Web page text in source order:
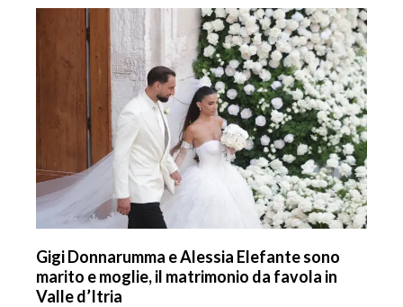
Gigi Donnarumma e Alessia Elefante sono
marito e moglie, il matrimonio da favola in
Valle d’Itria